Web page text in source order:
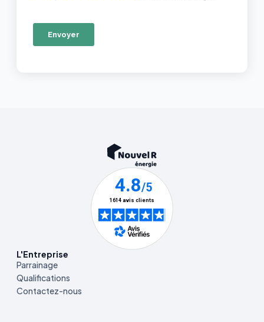
L'Entreprise
Parrainage
Qualifications
Contactez-nous